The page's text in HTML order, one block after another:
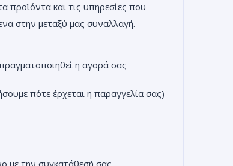
προϊόντα και τις υπηρεσίες που
στην μεταξύ μας συναλλαγή.
η αγορά σας
πότε έρχεται η παραγγελία σας)